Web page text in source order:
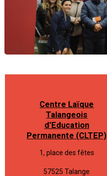
Centre Laïque
Talangeois
d’Education
Permanente (CLTEP)
1, place des fêtes
57525 Talange